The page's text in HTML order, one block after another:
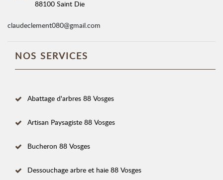
88100 Saint Die
claudeclement080@gmail.com
NOS SERVICES
Abattage d'arbres 88 Vosges
Artisan Paysagiste 88 Vosges
Bucheron 88 Vosges
Dessouchage arbre et haie 88 Vosges